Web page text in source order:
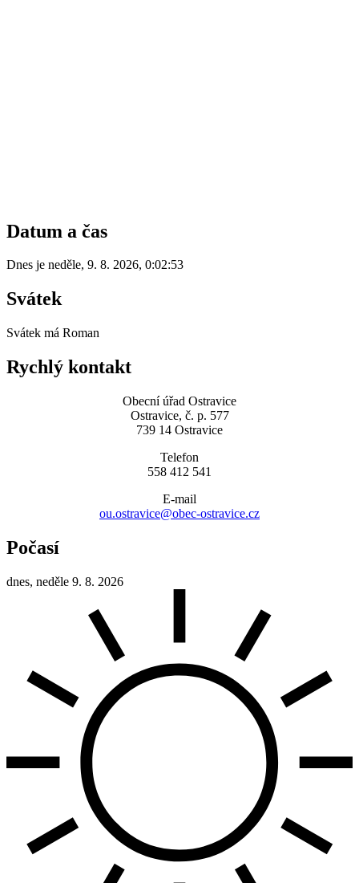
Datum a čas
Dnes je neděle, 9. 8. 2026, 0:02:53
Svátek
Svátek má Roman
Rychlý kontakt
Obecní úřad Ostravice
Ostravice, č. p. 577
739 14 Ostravice
Telefon
558 412 541
E-mail
ou.ostravice@obec-ostravice.cz
Počasí
dnes, neděle 9. 8. 2026